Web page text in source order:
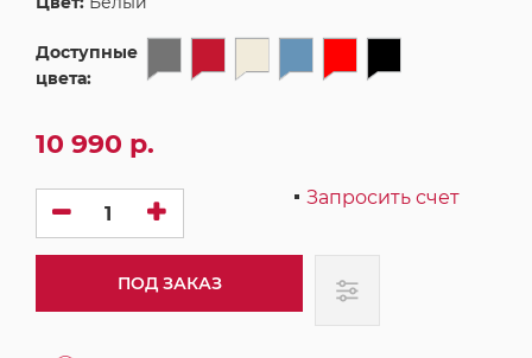
Доступные
цвета:
10 990 р.
Запросить счет
ПОД ЗАКАЗ